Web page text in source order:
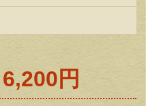
6,200円